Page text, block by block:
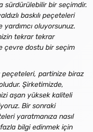
sürdürülebilir bir seçimdir.
baskılı peçeteleri
oluyorsunuz.
tekrar tekrar
çevre dostu bir seçim
peçeteleri, partinize biraz
Şirketimizde,
aşan yüksek kaliteli
Bir sonraki
yaratmanıza nasıl
bilgi edinmek için